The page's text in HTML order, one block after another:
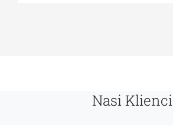
Nasi Klienci